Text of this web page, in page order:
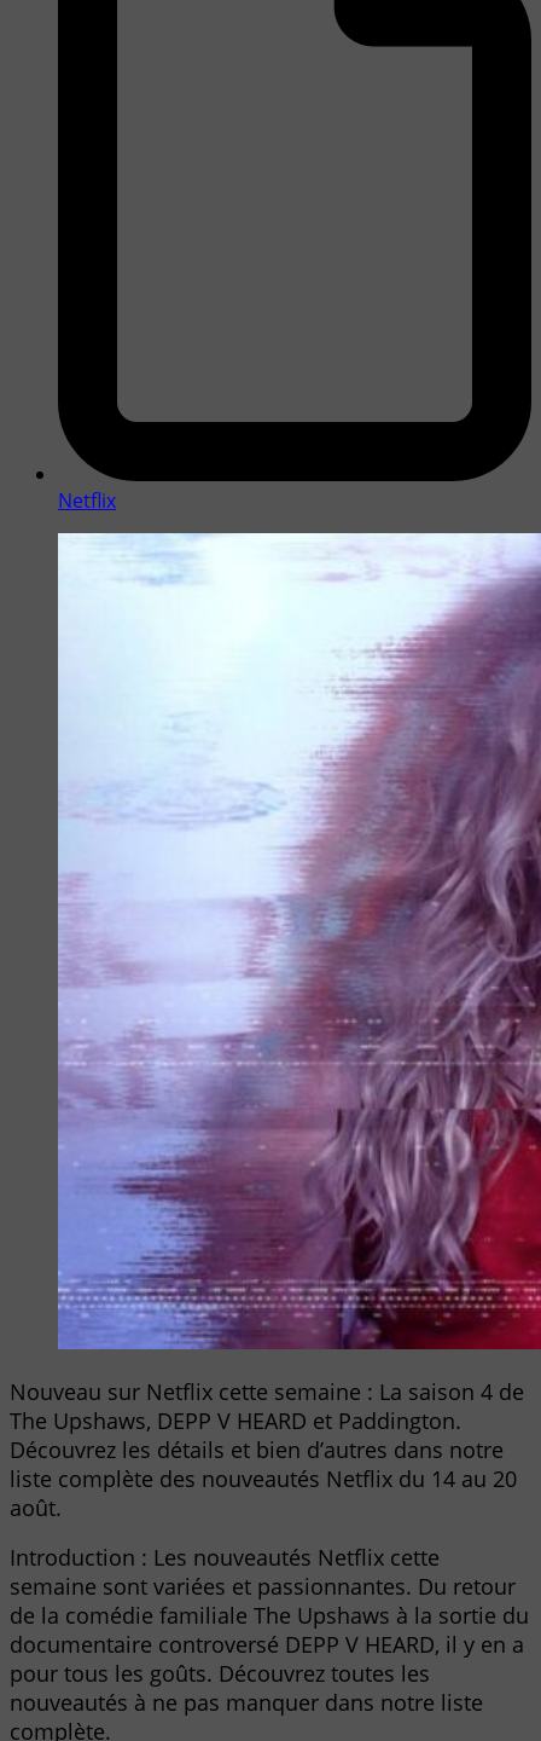
Netflix
Nouveau sur Netflix cette semaine : La saison 4 de
The Upshaws, DEPP V HEARD et Paddington.
Découvrez les détails et bien d’autres dans notre
liste complète des nouveautés Netflix du 14 au 20
août.
Introduction : Les nouveautés Netflix cette
semaine sont variées et passionnantes. Du retour
de la comédie familiale The Upshaws à la sortie du
documentaire controversé DEPP V HEARD, il y en a
pour tous les goûts. Découvrez toutes les
nouveautés à ne pas manquer dans notre liste
complète.